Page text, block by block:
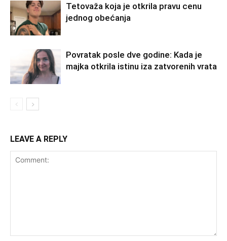
Tetovaža koja je otkrila pravu cenu
jednog obećanja
Povratak posle dve godine: Kada je
majka otkrila istinu iza zatvorenih vrata
LEAVE A REPLY